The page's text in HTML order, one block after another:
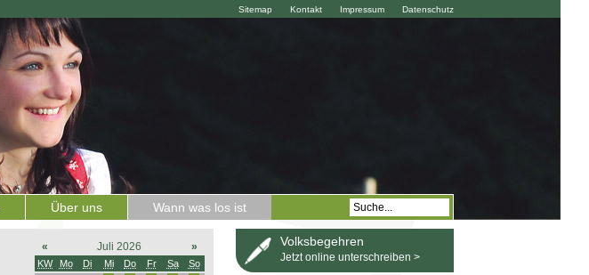
Datenschutz
Impressum
Kontakt
Sitemap
Über uns Wann was los ist
« Juli 2026 »
KW Mo Di Mi Do Fr Sa
So
Volksbegehren
Jetzt online unterschreiben >